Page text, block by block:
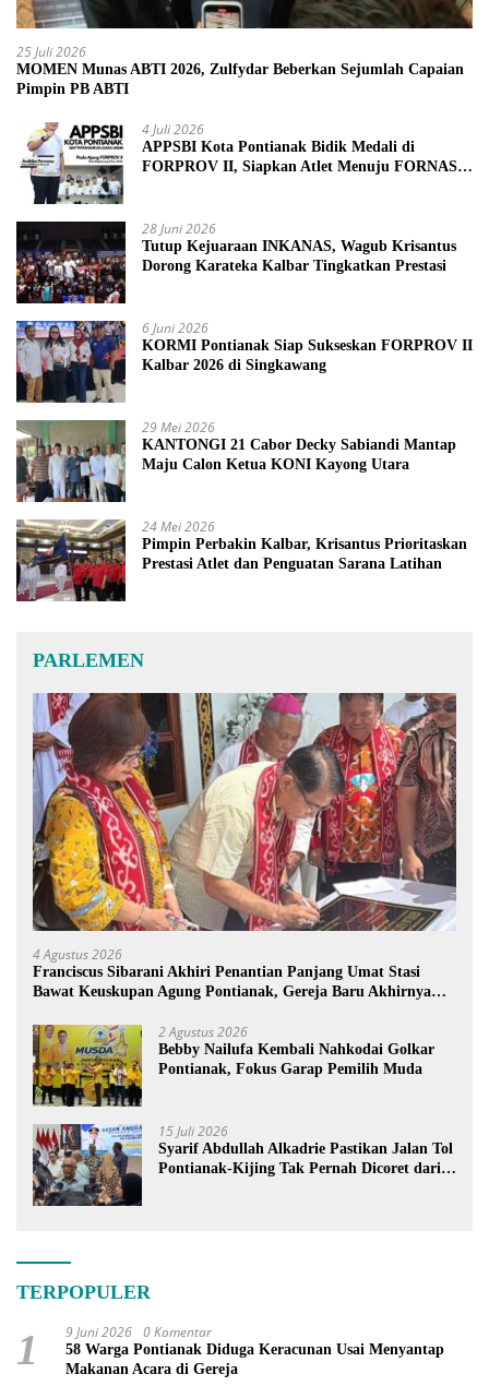
25 Juli 2026
MOMEN Munas ABTI 2026, Zulfydar Beberkan Sejumlah Capaian
Pimpin PB ABTI
4 Juli 2026
APPSBI Kota Pontianak Bidik Medali di
FORPROV II, Siapkan Atlet Menuju FORNAS
28 Juni 2026
Tutup Kejuaraan INKANAS, Wagub Krisantus
Dorong Karateka Kalbar Tingkatkan Prestasi
6 Juni 2026
KORMI Pontianak Siap Sukseskan FORPROV II
Kalbar 2026 di Singkawang
29 Mei 2026
KANTONGI 21 Cabor Decky Sabiandi Mantap
Maju Calon Ketua KONI Kayong Utara
24 Mei 2026
Pimpin Perbakin Kalbar, Krisantus Prioritaskan
Prestasi Atlet dan Penguatan Sarana Latihan
PARLEMEN
4 Agustus 2026
Franciscus Sibarani Akhiri Penantian Panjang Umat Stasi
Bawat Keuskupan Agung Pontianak, Gereja Baru Akhirnya
2 Agustus 2026
Bebby Nailufa Kembali Nahkodai Golkar
Pontianak, Fokus Garap Pemilih Muda
15 Juli 2026
Syarif Abdullah Alkadrie Pastikan Jalan Tol
Pontianak-Kijing Tak Pernah Dicoret dari
TERPOPULER
1 9 Juni 2026 0 Komentar
58 Warga Pontianak Diduga Keracunan Usai Menyantap
Makanan Acara di Gereja